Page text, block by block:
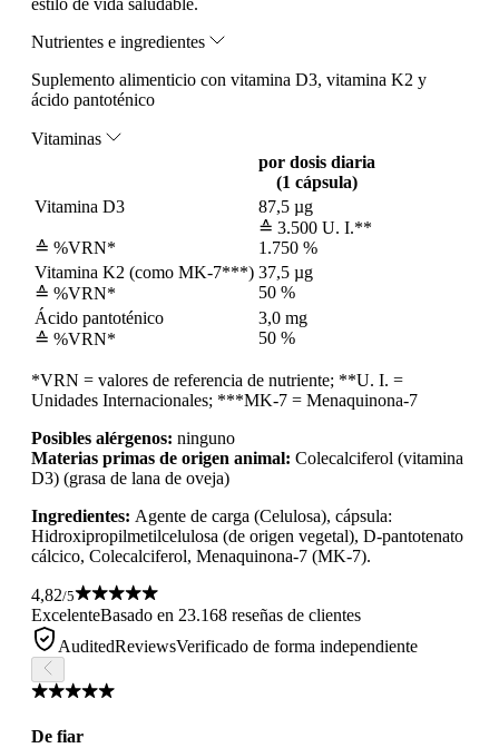
estilo de vida saludable.
Nutrientes e ingredientes
Suplemento alimenticio con vitamina D3, vitamina K2 y
ácido pantoténico
Vitaminas
por dosis diaria
(1 cápsula)
Vitamina D3
≙ %VRN*
87,5 µg
≙ 3.500 U. I.**
1.750 %
Vitamina K2 (como MK-7***)
≙ %VRN*
37,5 µg
50 %
Ácido pantoténico
≙ %VRN*
3,0 mg
50 %
*VRN = valores de referencia de nutriente; **U. I. =
Unidades Internacionales; ***MK-7 = Menaquinona-7
Posibles alérgenos: ninguno
Materias primas de origen animal: Colecalciferol (vitamina
D3) (grasa de lana de oveja)
Ingredientes: Agente de carga (Celulosa), cápsula:
Hidroxipropilmetilcelulosa (de origen vegetal), D-pantotenato
cálcico, Colecalciferol, Menaquinona-7 (MK-7).
4,82/5
ExcelenteBasado en 23.168 reseñas de clientes
AuditedReviewsVerificado de forma independiente
De fiar